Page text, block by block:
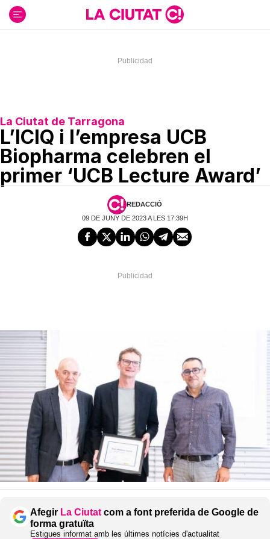
contenido
La Ciutat de Tarragona
L’ICIQ i l’empresa UCB
Biopharma celebren el
primer ‘UCB Lecture Award’
REDACCIÓ
09 DE JUNY DE 2023 A LES 17:39H
Afegir La Ciutat com a font preferida de Google de
forma gratuïta
Estigues informat amb les últimes notícies d'actualitat